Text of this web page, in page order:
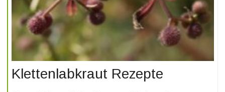
Klettenlabkraut Rezepte